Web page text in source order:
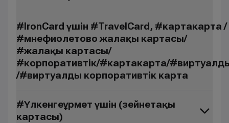
#IronCard үшін #TravelCard, #картакарта /
#мнефиолетово жалақы картасы/
#жалақы картасы/
#корпоративтік/#картакарта/
/#виртуалды корпоративтік карта
#ҮлкенгеҚұрмет үшін (зейнетақы
картасы)